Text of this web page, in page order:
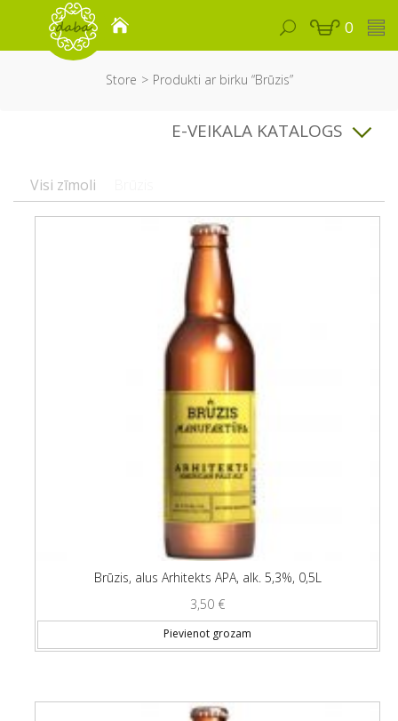
0
Store Produkti ar birku “Brūzis”
E-VEIKALA KATALOGS
Visi zīmoli
Brūzis, alus Arhitekts APA, alk. 5,3%, 0,5L
3,50 €
Pievienot grozam